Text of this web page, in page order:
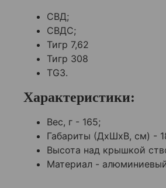
СВД;
СВДС;
Тигр 7,62
Тигр 308
TG3.
Характеристики:
Вес, г - 165;
Габариты (ДхШхВ, см) -
Высота над крышкой
Материал -